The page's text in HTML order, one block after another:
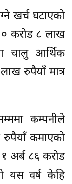
खर्च घटाएको
करोड ८ लाख
चालु आर्थिक
रुपैयाँ मात्र
कम्पनीले
रुपैयाँ कमाएको
अर्ब ८६ करोड
यस वर्ष केहि